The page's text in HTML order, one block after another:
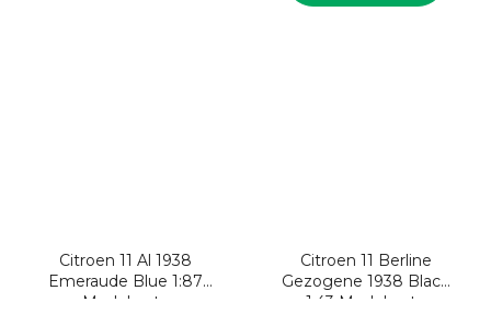
Citroen 11 Al 1938
Emeraude Blue 1:87
Model auta
Citroen 11 Berline
Gezogene 1938 Black
1:43 Model auta